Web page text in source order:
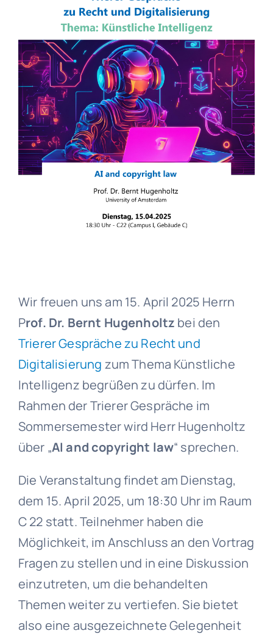
Wir freuen uns am 15. April 2025 Herrn
Prof. Dr. Bernt Hugenholtz bei den
Trierer Gespräche zu Recht und
Digitalisierung zum Thema Künstliche
Intelligenz begrüßen zu dürfen. Im
Rahmen der Trierer Gespräche im
Sommersemester wird Herr Hugenholtz
über „AI and copyright law“ sprechen.
Die Veranstaltung findet am Dienstag,
dem 15. April 2025, um 18:30 Uhr im Raum
C 22 statt. Teilnehmer haben die
Möglichkeit, im Anschluss an den Vortrag
Fragen zu stellen und in eine Diskussion
einzutreten, um die behandelten
Themen weiter zu vertiefen. Sie bietet
also eine ausgezeichnete Gelegenheit